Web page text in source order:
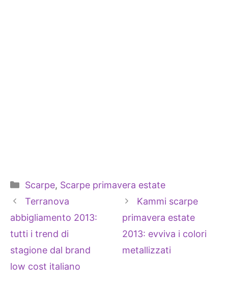
Categorie
Scarpe, Scarpe primavera estate
Terranova
abbigliamento 2013:
tutti i trend di
stagione dal brand
low cost italiano
Kammi scarpe
primavera estate
2013: evviva i colori
metallizzati